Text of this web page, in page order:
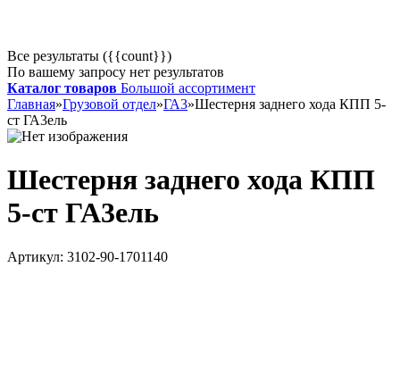
Все результаты ({{count}})
По вашему запросу нет результатов
Каталог товаров Большой ассортимент
Главная»Грузовой отдел»ГА3»Шестерня заднего хода КПП 5-
ст ГА3ель
Шестерня заднего хода КПП
5-ст ГА3ель
Артикул: 3102-90-1701140